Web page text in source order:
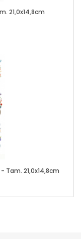
21,0x14,8cm
Tam. 21,0x14,8cm